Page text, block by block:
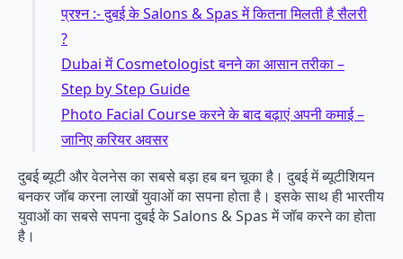
प्रश्न :- दुबई के Salons & Spas में कितना मिलती है सैलरी
?
Dubai में Cosmetologist बनने का आसान तरीका –
Step by Step Guide
Photo Facial Course करने के बाद बढ़ाएं अपनी कमाई –
जानिए करियर अवसर
दुबई ब्यूटी और वेलनेस का सबसे बड़ा हब बन चूका है। दुबई में ब्यूटीशियन
बनकर जॉब करना लाखों युवाओं का सपना होता है। इसके साथ ही भारतीय
युवाओं का सबसे सपना दुबई के Salons & Spas में जॉब करने का होता
है।